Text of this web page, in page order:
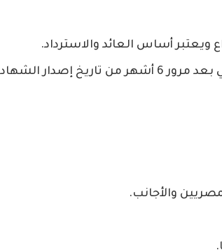
ويعتبر أساس العائد والاسترداد.
يمكن استرداد قيمة الشهادة أو جزء منها بالدولار الأمريكي بعد مرور 6 أشهر من تاريخ إصدار
والأجانب.